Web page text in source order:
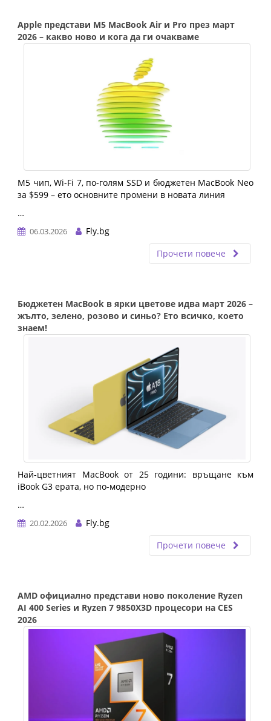
Apple представи M5 MacBook Air и Pro през март
2026 – какво ново и кога да ги очакваме
M5 чип, Wi-Fi 7, по-голям SSD и бюджетен MacBook Neo
за $599 – ето основните промени в новата линия
…
06.03.2026
Fly.bg
Прочети повече
Бюджетен MacBook в ярки цветове идва март 2026 –
жълто, зелено, розово и синьо? Ето всичко, което
знаем!
Най-цветният MacBook от 25 години: връщане към
iBook G3 ерата, но по-модерно
…
20.02.2026
Fly.bg
Прочети повече
AMD официално представи ново поколение Ryzen
AI 400 Series и Ryzen 7 9850X3D процесори на CES
2026